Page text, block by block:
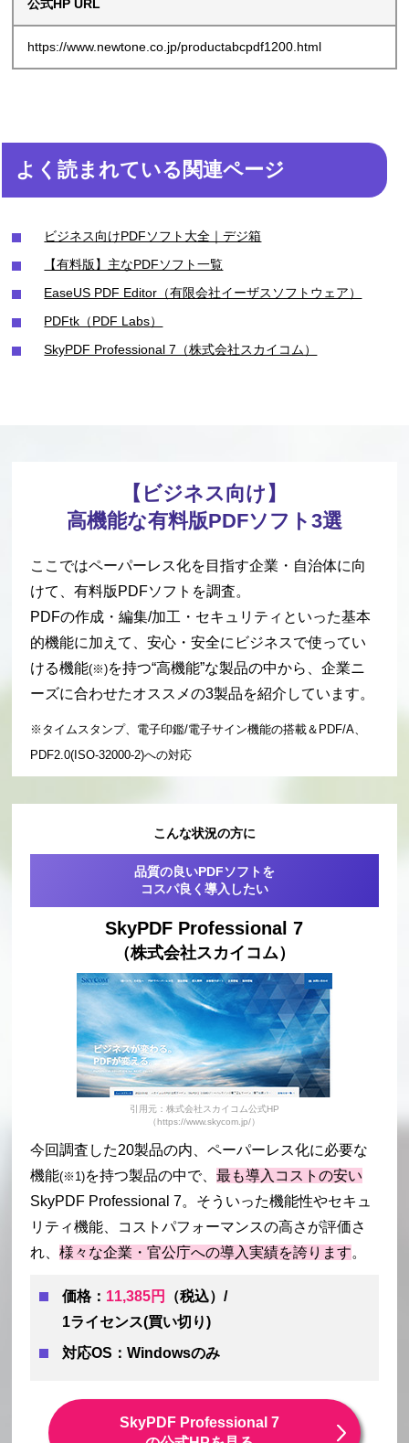
公式HP URL
https://www.newtone.co.jp/productabcpdf1200.html
よく読まれている関連ページ
ビジネス向けPDFソフト大全｜デジ箱
【有料版】主なPDFソフト一覧
EaseUS PDF Editor（有限会社イーザスソフトウェア）
PDFtk（PDF Labs）
SkyPDF Professional 7（株式会社スカイコム）
【ビジネス向け】
高機能な有料版PDFソフト3選
ここではペーパーレス化を目指す企業・自治体に向
けて、有料版PDFソフトを調査。
PDFの作成・編集/加工・セキュリティといった基本
的機能に加えて、安心・安全にビジネスで使ってい
ける機能(※)を持つ“高機能”な製品の中から、企業ニ
ーズに合わせたオススメの3製品を紹介しています。
※タイムスタンプ、電子印鑑/電子サイン機能の搭載＆PDF/A、
PDF2.0(ISO-32000-2)への対応
こんな状況の方に
品質の良いPDFソフトを
コスパ良く導入したい
SkyPDF Professional 7
（株式会社スカイコム）
引用元：株式会社スカイコム公式HP
（https://www.skycom.jp/）
今回調査した20製品の内、ペーパーレス化に必要な
機能(※1)を持つ製品の中で、最も導入コストの安い
SkyPDF Professional 7。そういった機能性やセキュ
リティ機能、コストパフォーマンスの高さが評価さ
れ、様々な企業・官公庁への導入実績を誇ります。
価格： 11,385円
（税込）/
1ライセンス(買い切り)
対応OS：Windowsのみ
SkyPDF Professional 7